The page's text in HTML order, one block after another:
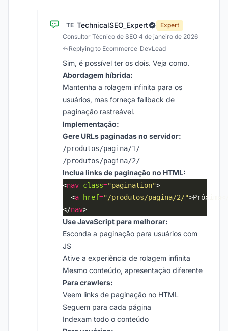
TE TechnicalSEO_Expert
Expert
Consultor Técnico de SEO·4 de janeiro de 2026
Replying to Ecommerce_DevLead
Sim, é possível ter os dois. Veja como.
Abordagem híbrida:
Mantenha a rolagem infinita para os
usuários, mas forneça fallback de
paginação rastreável.
Implementação:
Gere URLs paginadas no servidor:
/produtos/pagina/1/
/produtos/pagina/2/
Inclua links de paginação no HTML:
<nav class="pagination"
  <
a href="/produtos/pagina/2/"
</nav
Use JavaScript para melhorar:
Esconda a paginação para usuários com
JS
Ative a experiência de rolagem infinita
Mesmo conteúdo, apresentação diferente
Para crawlers:
Veem links de paginação no HTML
Seguem para cada página
Indexam todo o conteúdo